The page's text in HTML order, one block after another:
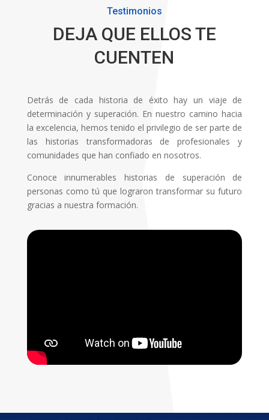
Testimonios
DEJA QUE ELLOS TE
CUENTEN
Detrás de cada historia de éxito hay un viaje de
determinación y superación. En nuestro camino hacia
la excelencia, hemos tenido el privilegio de ser parte de
las historias transformadoras de profesionales y
comunidades que han confiado en nosotros.
Conoce innumerables historias de superación de
personas como tú que lograron transformar su futuro
gracias a nuestra formación.